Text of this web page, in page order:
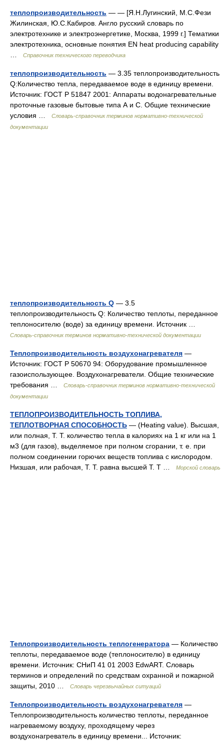
теплопроизводительность — — [Я.Н.Лугинский, М.С.Фези
Жилинская, Ю.С.Кабиров. Англо русский словарь по
электротехнике и электроэнергетике, Москва, 1999 г.] Тематики
электротехника, основные понятия EN heat producing capability
Справочник технического переводчика
теплопроизводительность — 3.35 теплопроизводительность
Q:Количество тепла, передаваемое воде в единицу времени.
Источник: ГОСТ Р 51847 2001: Аппараты водонагревательные
проточные газовые бытовые типа А и С. Общие технические
условия …
Словарь-справочник терминов нормативно-технической
документации
теплопроизводительность Q — 3.5
теплопроизводительность Q: Количество теплоты, переданное
теплоносителю (воде) за единицу времени. Источник …
Словарь-справочник терминов нормативно-технической документации
Теплопроизводительность воздухонагревателя —
Источник: ГОСТ Р 50670 94: Оборудование промышленное
газоиспользующее. Воздухонагреватели. Общие технические
требования …
Словарь-справочник терминов нормативно-технической
документации
ТЕПЛОПРОИЗВОДИТЕЛЬНОСТЬ ТОПЛИВА,
ТЕПЛОТВОРНАЯ СПОСОБНОСТЬ — (Heating value). Высшая,
или полная, Т. Т. количество тепла в калориях на 1 кг или на 1
м3 (для газов), выделяемое при полном сгорании, т. е. при
полном соединении горючих веществ топлива с кислородом.
Низшая, или рабочая, Т. Т. равна высшей Т. Т …
Морской словарь
Теплопроизводительность теплогенератора — Количество
теплоты, передаваемое воде (теплоносителю) в единицу
времени. Источник: СНиП 41 01 2003 EdwART. Словарь
терминов и определений по средствам охранной и пожарной
защиты, 2010 …
Словарь черезвычайных ситуаций
Теплопроизводительность воздухонагревателя —
Теплопроизводительность количество теплоты, переданное
нагреваемому воздуху, проходящему через
воздухонагреватель в единицу времени... Источник: